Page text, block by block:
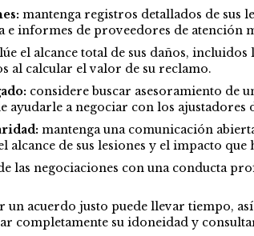
mantenga registros detallados de sus
e informes de proveedores de atención
el alcance total de sus daños,
al calcular el valor de su reclamo.
considere buscar asesoramiento de
ayudarle a negociar con los
mantenga una comunicación
alcance de sus lesiones y el impacto
las negociaciones con una conducta
un acuerdo justo puede llevar tiempo,
completamente su idoneidad y